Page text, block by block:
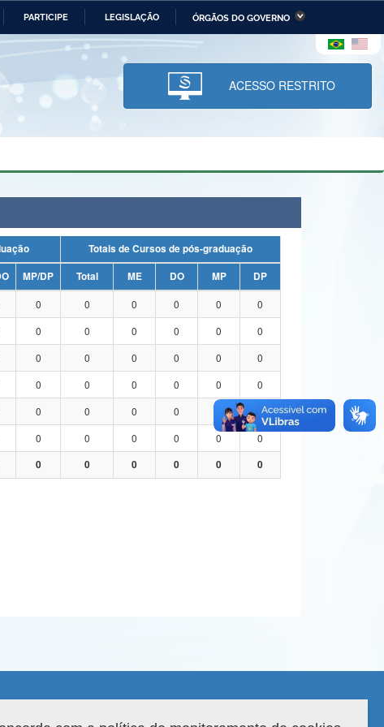
PARTICIPE LEGISLAÇÃO ÓRGÃOS DO GOVERNO
Ministério da Economia Ministério da Infraestrutura
Ministério da Ciência,
Tecnologia, Inovações e
Comunicações
dos Direitos Humanos
ACESSO RESTRITO
graduação
Totais de Cursos de pós-graduação
MP/DP Total ME DO MP
DP
0 0 0 0 0
0
0 0 0 0 0
0
0 0 0 0 0
0
0 0 0 0 0
0
0 0 0 0
0
0 0 0 0 0
0
0 0 0 0 0 0